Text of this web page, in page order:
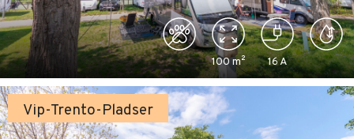
100 m² 16A
Vip-Trento-Pladser